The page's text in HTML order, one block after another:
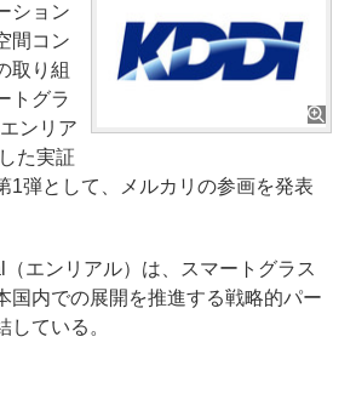
ション
間コン
取り組
トグラ
ンリア
た実証
1弾として、メルカリの参画を発表
エンリアル）は、スマートグラス
国内での展開を推進する戦略的パー
している。